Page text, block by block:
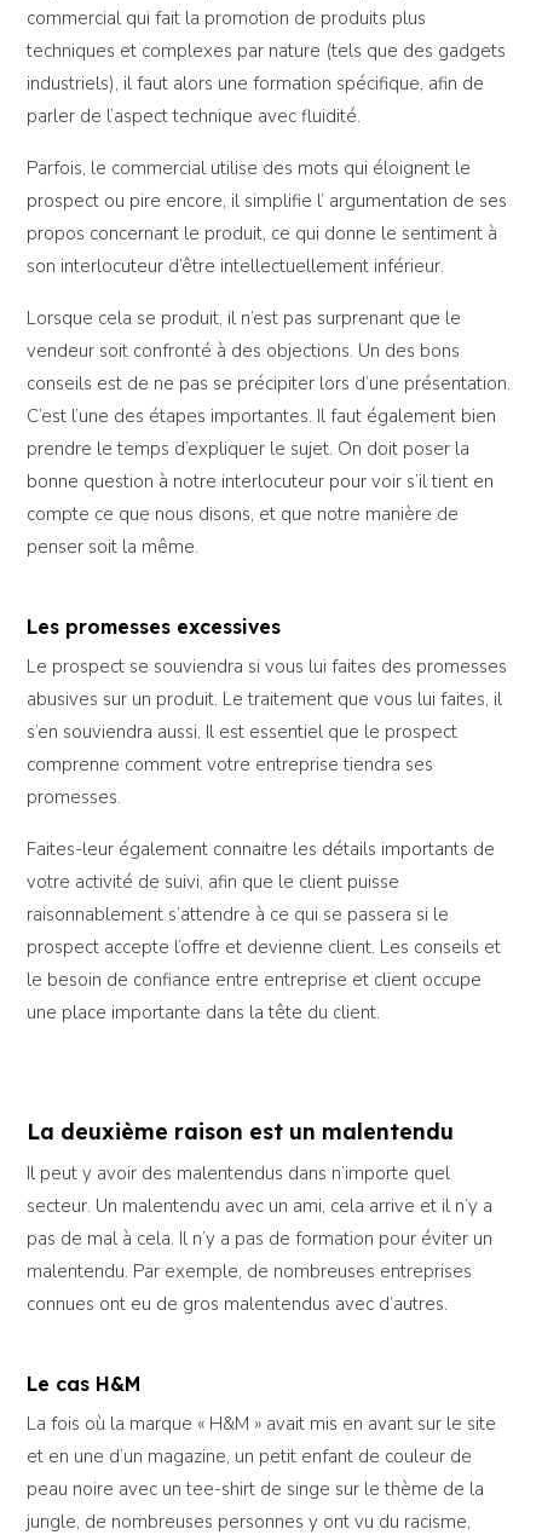
commercial qui fait la promotion de produits plus
techniques et complexes par nature (tels que des gadgets
industriels), il faut alors une formation spécifique, afin de
parler de l’aspect technique avec fluidité.
Parfois, le commercial utilise des mots qui éloignent le
prospect ou pire encore, il simplifie l’ argumentation de ses
propos concernant le produit, ce qui donne le sentiment à
son interlocuteur d’être intellectuellement inférieur.
Lorsque cela se produit, il n’est pas surprenant que le
vendeur soit confronté à des objections. Un des bons
conseils est de ne pas se précipiter lors d’une présentation.
C’est l’une des étapes importantes. Il faut également bien
prendre le temps d’expliquer le sujet. On doit poser la
bonne question à notre interlocuteur pour voir s’il tient en
compte ce que nous disons, et que notre manière de
penser soit la même.
Les promesses excessives
Le prospect se souviendra si vous lui faites des promesses
abusives sur un produit. Le traitement que vous lui faites, il
s’en souviendra aussi. Il est essentiel que le prospect
comprenne comment votre entreprise tiendra ses
promesses.
Faites-leur également connaitre les détails importants de
votre activité de suivi, afin que le client puisse
raisonnablement s’attendre à ce qui se passera si le
prospect accepte l’offre et devienne client. Les conseils et
le besoin de confiance entre entreprise et client occupe
une place importante dans la tête du client.
La deuxième raison est un malentendu
Il peut y avoir des malentendus dans n’importe quel
secteur. Un malentendu avec un ami, cela arrive et il n’y a
pas de mal à cela. Il n’y a pas de formation pour éviter un
malentendu. Par exemple, de nombreuses entreprises
connues ont eu de gros malentendus avec d’autres.
Le cas H&M
La fois où la marque « H&M » avait mis en avant sur le site
et en une d’un magazine, un petit enfant de couleur de
peau noire avec un tee-shirt de singe sur le thème de la
jungle, de nombreuses personnes y ont vu du racisme,